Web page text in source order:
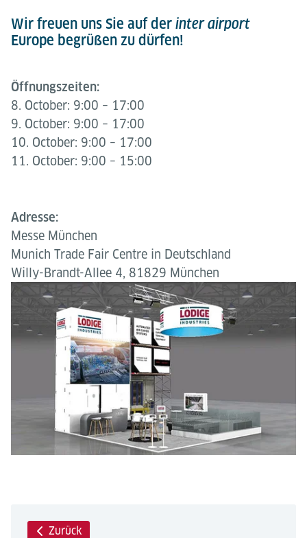
Wir freuen uns Sie auf der inter airport
Europe begrüßen zu dürfen!
Öffnungszeiten:
8. October: 9:00 – 17:00
9. October: 9:00 – 17:00
10. October: 9:00 – 17:00
11. October: 9:00 – 15:00
Adresse:
Messe München
Munich Trade Fair Centre in Deutschland
Willy-Brandt-Allee 4, 81829 München
Zurück